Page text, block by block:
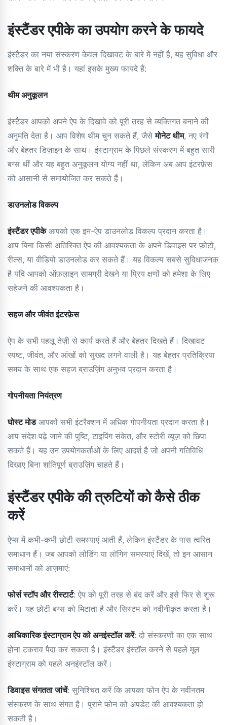
इंस्टैंडर एपीके का उपयोग करने के फायदे
इंस्टैंडर का नया संस्करण केवल दिखावट के बारे में नहीं है, यह सुविधा और
शक्ति के बारे में भी है। यहां इसके मुख्य फायदे हैं:
थीम अनुकूलन
इंस्टैंडर आपको अपने ऐप के दिखावे को पूरी तरह से व्यक्तिगत बनाने की
अनुमति देता है। आप विशेष थीम चुन सकते हैं, जैसेमोनेट थीम, नए रंगों
और बेहतर डिज़ाइन के साथ। इंस्टाग्राम के पिछले संस्करण में बहुत सारी
बग्स थीं और यह बहुत अनुकूलन योग्य नहीं था, लेकिन अब आप इंटरफ़ेस
को आसानी से समायोजित कर सकते हैं।
डाउनलोड विकल्प
इंस्टैंडर एपीकेआपको एक इन-ऐप डाउनलोड विकल्प प्रदान करता है।
आप बिना किसी अतिरिक्त ऐप की आवश्यकता के अपने डिवाइस पर फ़ोटो,
रील्स, या वीडियो डाउनलोड कर सकते हैं। यह विकल्प सबसे सुविधाजनक
है यदि आपको ऑफ़लाइन सामग्री देखने या प्रिय क्षणों को हमेशा के लिए
सहेजने की आवश्यकता है।
सहज और जीवंत इंटरफ़ेस
ऐप के सभी पहलू तेज़ी से कार्य करते हैं और बेहतर दिखते हैं। दिखावट
स्पष्ट, जीवंत, और आंखों को सुखद लगने वाली है। यह बेहतर प्रतिक्रिया
समय के साथ एक सहज ब्राउज़िंग अनुभव प्रदान करता है।
गोपनीयता नियंत्रण
घोस्ट मोडआपको सभी इंटरैक्शन में अधिक गोपनीयता प्रदान करता है।
आप संदेश पढ़े जाने की पुष्टि, टाइपिंग संकेत, और स्टोरी व्यूज़ को छिपा
सकते हैं। यह उन उपयोगकर्ताओं के लिए आदर्श है जो अपनी गतिविधि
दिखाए बिना शांतिपूर्ण ब्राउज़िंग चाहते हैं।
इंस्टैंडर एपीके की त्रुटियों को कैसे ठीक
करें
ऐप्स में कभी-कभी छोटी समस्याएं आती हैं, लेकिन इंस्टैंडर के पास त्वरित
समाधान हैं। जब आपको लोडिंग या लॉगिन समस्याएं दिखें, तो इन आसान
समाधानों को आज़माएं:
फोर्स स्टॉप और रीस्टार्ट: ऐप को पूरी तरह से बंद करें और इसे फिर से शुरू
करें। यह छोटी बग्स को मिटाता है और सिस्टम को नवीनीकृत करता है।
आधिकारिक इंस्टाग्राम ऐप को अनइंस्टॉल करें: दो संस्करणों का एक साथ
होना टकराव पैदा कर सकता है। इंस्टैंडर इंस्टॉल करने से पहले मूल
इंस्टाग्राम को पहले अनइंस्टॉल करें।
डिवाइस संगतता जांचें: सुनिश्चित करें कि आपका फोन ऐप के नवीनतम
संस्करण के साथ संगत है। पुराने फोन को अपडेट की आवश्यकता हो
सकती है।